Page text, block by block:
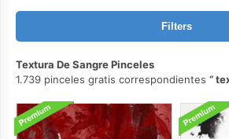
Filters
Textura De Sangre Pinceles
1.739 pinceles gratis correspondientes